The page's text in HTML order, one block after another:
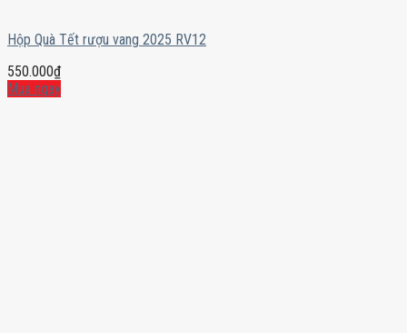
Hộp Quà Tết rượu vang 2025 RV12
550.000₫
Mua ngay